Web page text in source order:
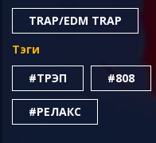
TRAP/EDM TRAP
Тэги
#ТРЭП
#808
#РЕЛАКС